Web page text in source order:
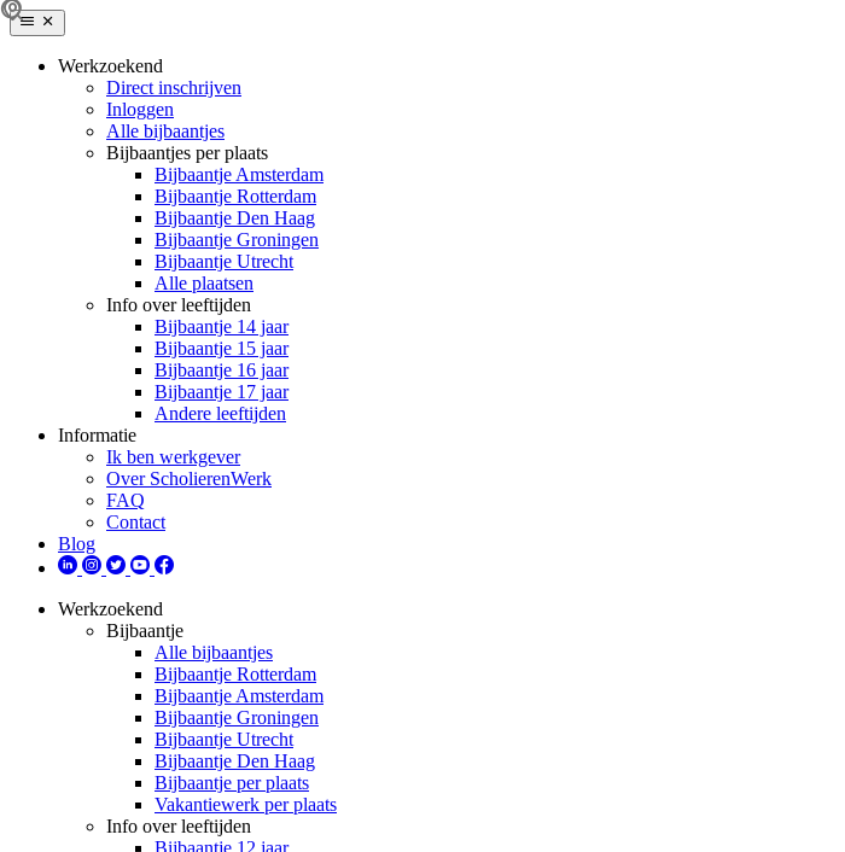
Werkzoekend
Direct inschrijven
Inloggen
Alle bijbaantjes
Bijbaantjes per plaats
Bijbaantje Amsterdam
Bijbaantje Rotterdam
Bijbaantje Den Haag
Bijbaantje Groningen
Bijbaantje Utrecht
Alle plaatsen
Info over leeftijden
Bijbaantje 14 jaar
Bijbaantje 15 jaar
Bijbaantje 16 jaar
Bijbaantje 17 jaar
Andere leeftijden
Informatie
Ik ben werkgever
Over ScholierenWerk
FAQ
Contact
Blog
Werkzoekend
Bijbaantje
Alle bijbaantjes
Bijbaantje Rotterdam
Bijbaantje Amsterdam
Bijbaantje Groningen
Bijbaantje Utrecht
Bijbaantje Den Haag
Bijbaantje per plaats
Vakantiewerk per plaats
Info over leeftijden
Bijbaantje 12 jaar